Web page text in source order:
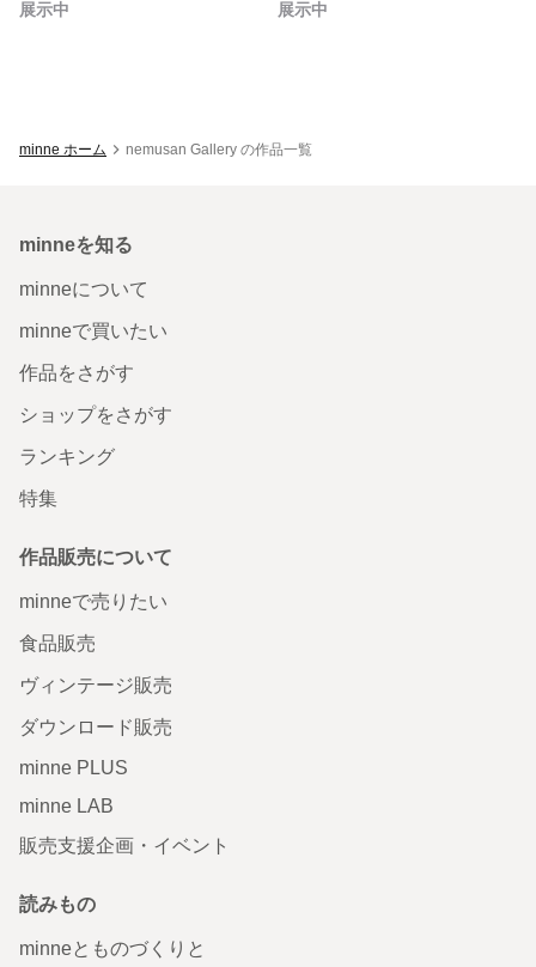
展示中 展示中
minne ホーム nemusan Gallery の作品一覧
minneを知る
minneについて
minneで買いたい
作品をさがす
ショップをさがす
ランキング
特集
作品販売について
minneで売りたい
食品販売
ヴィンテージ販売
ダウンロード販売
minne PLUS
minne LAB
販売支援企画・イベント
読みもの
minneとものづくりと